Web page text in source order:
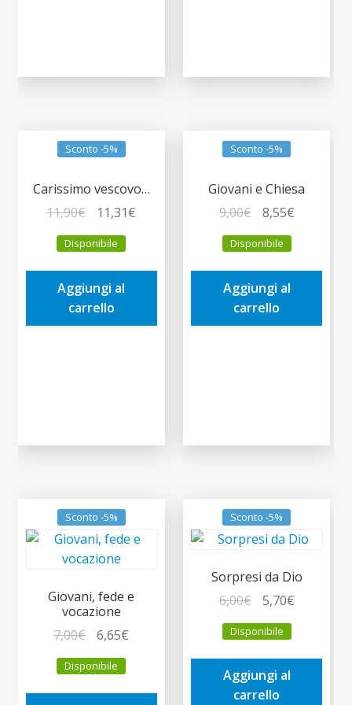
Sconto -5%
Carissimo vescovo…
11,90€
prezzo
originale
era:
11,90€.
11,31€
è:
Disponibile
Aggiungi al
carrello
Sconto -5%
Giovani e Chiesa
9,00€
prezzo
originale
era:
9,00€.
8,55€Il
è:
Disponibile
Aggiungi al
carrello
Sconto -5%
Giovani, fede e
vocazione
7,00€
prezzo
originale
era:
6,65€
è:
Disponibile
Sconto -5%
Sorpresi da Dio
6,00€
prezzo
originale
era:
6,00€.
5,70€Il
è:
Disponibile
Aggiungi al
carrello